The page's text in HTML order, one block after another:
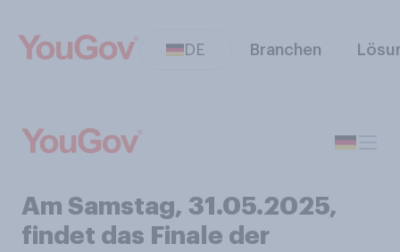
DE Branchen
Am Samstag, 31.05.2025,
findet das Finale der